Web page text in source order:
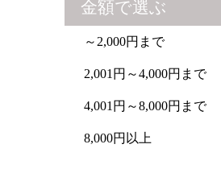
金額で選ぶ
～2,000円まで
2,001円～4,000円まで
4,001円～8,000円まで
8,000円以上